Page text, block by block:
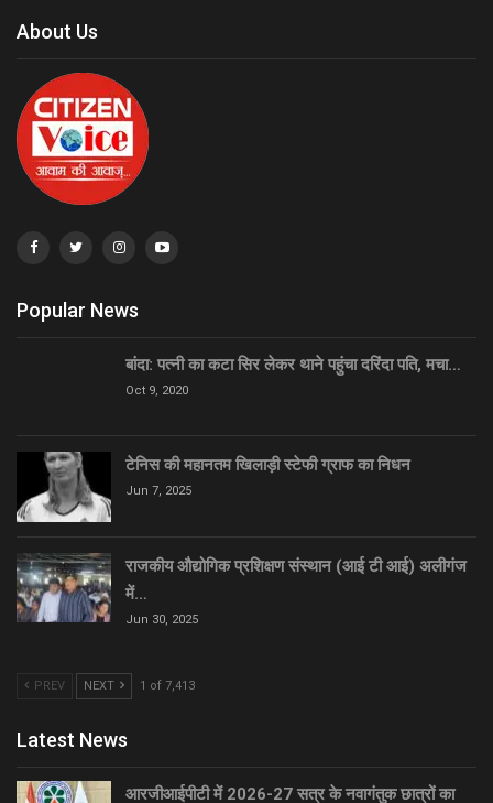
About Us
Popular News
बांदा: पत्नी का कटा सिर लेकर थाने पहुंचा दरिंदा पति, मचा…
Oct 9, 2020
टेनिस की महानतम खिलाड़ी स्टेफी ग्राफ का निधन
Jun 7, 2025
राजकीय औद्योगिक प्रशिक्षण संस्थान (आई टी आई) अलीगंज
में…
Jun 30, 2025
PREV NEXT 1 of 7,413
Latest News
आरजीआईपीटी में 2026-27 सत्र के नवागंतुक छात्रों का